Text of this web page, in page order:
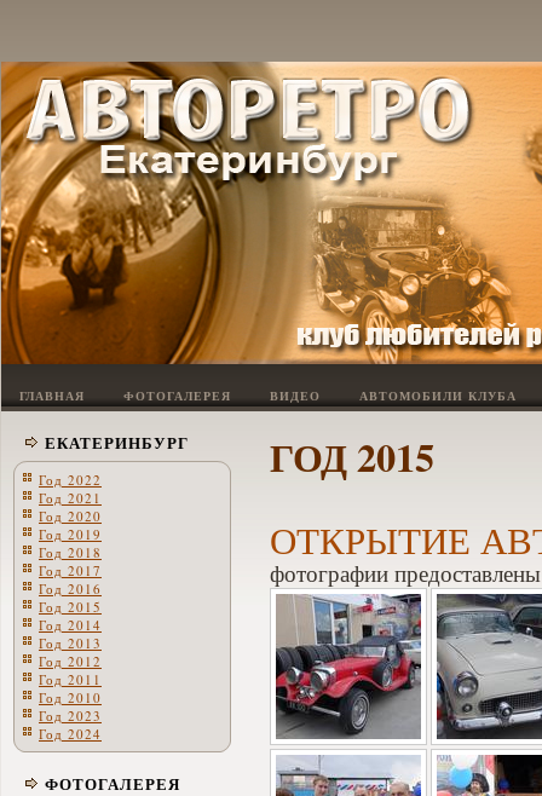
ГЛАВНАЯ ФОТОГАЛЕРЕЯ ВИДЕО АВТОМОБИЛИ КЛУБА
ЕКАТЕРИНБУРГ
Год 2022
Год 2021
Год 2020
Год 2019
Год 2018
Год 2017
Год 2016
Год 2015
Год 2014
Год 2013
Год 2012
Год 2011
Год 2010
Год 2023
Год 2024
ФОТОГАЛЕРЕЯ
ГОД 2015
ОТКРЫТИЕ
фотографии